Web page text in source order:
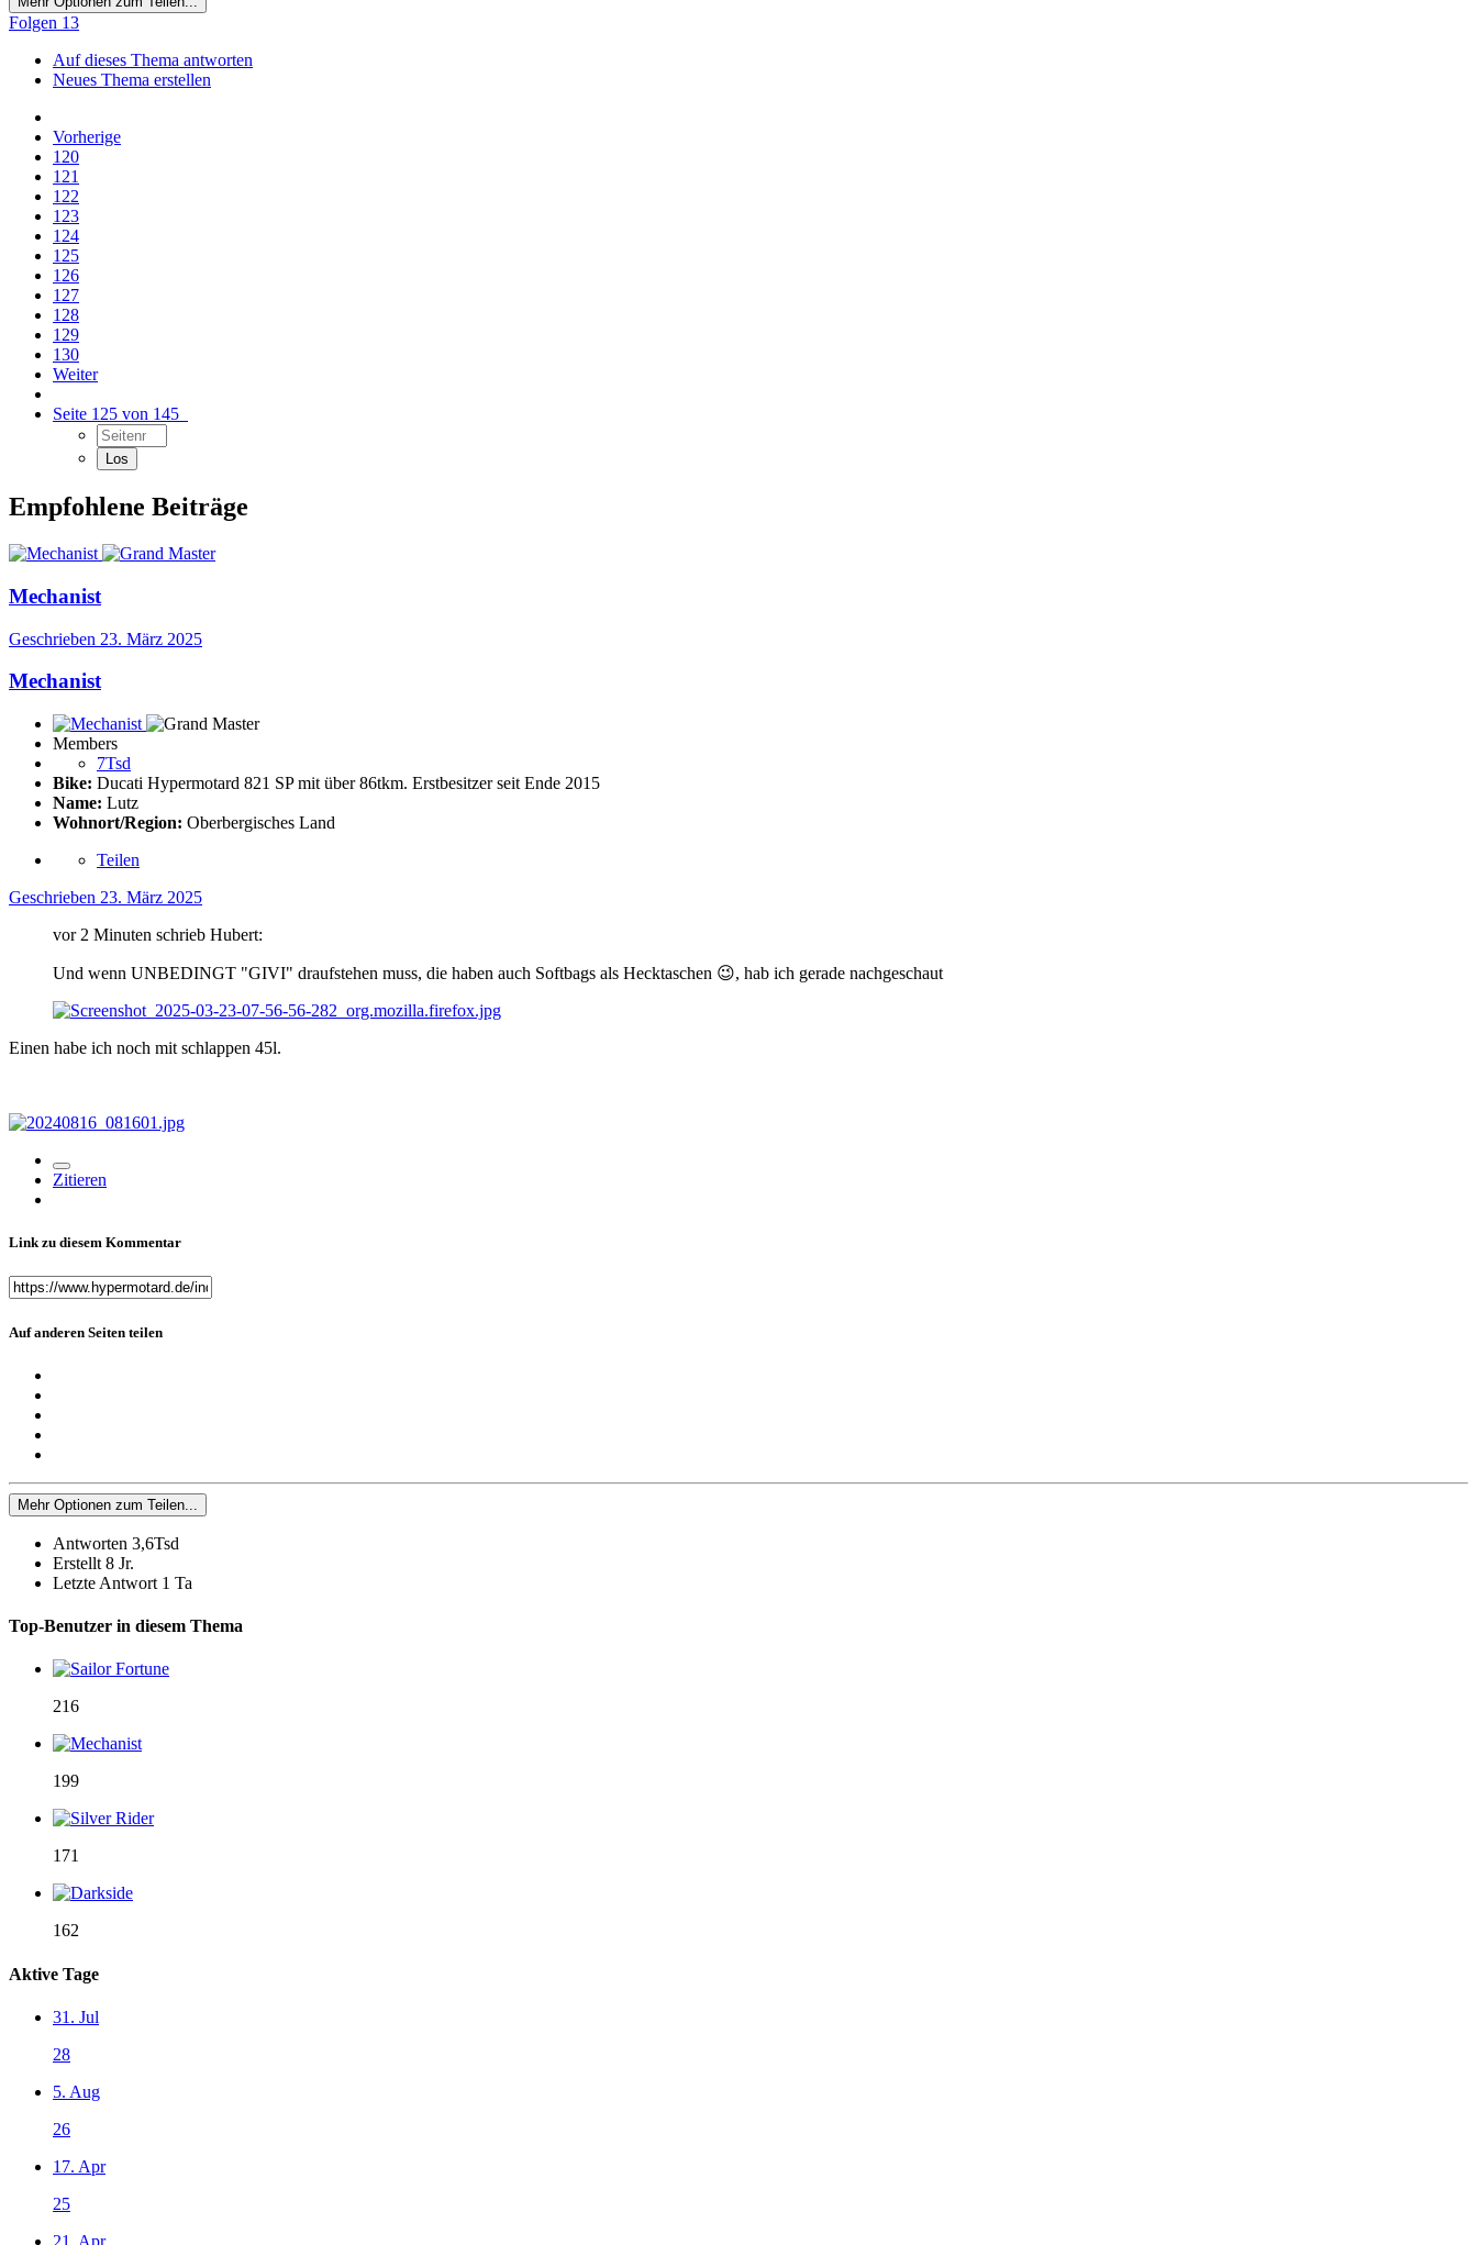
Folgen 13
Auf dieses Thema antworten
Neues Thema erstellen
Vorherige
120
121
122
123
124
125
126
127
128
129
130
Weiter
Seite 125 von 145
Empfohlene Beiträge
Mechanist
Geschrieben 23. März 2025
Mechanist
Members
7Tsd
Bike: Ducati Hypermotard 821 SP mit über 86tkm. Erstbesitzer seit Ende 2015
Name: Lutz
Wohnort/Region: Oberbergisches Land
Teilen
Geschrieben 23. März 2025
vor 2 Minuten schrieb Hubert:
Und wenn UNBEDINGT "GIVI" draufstehen muss, die haben auch Softbags als Hecktaschen 😉, hab ich gerade nachgeschaut
Einen habe ich noch mit schlappen 45l.
Zitieren
Link zu diesem Kommentar
Auf anderen Seiten teilen
Mehr Optionen zum Teilen...
Antworten 3,6Tsd
Erstellt 8 Jr.
Letzte Antwort 1 Ta
Top-Benutzer in diesem Thema
216
199
171
162
Aktive Tage
31. Jul
28
5. Aug
26
17. Apr
25
21. Apr